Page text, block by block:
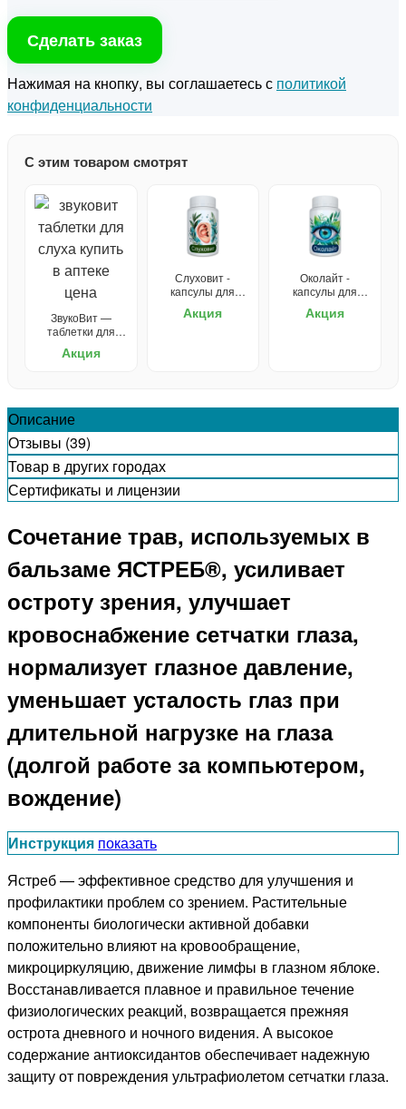
Сделать заказ
Нажимая на кнопку, вы соглашаетесь с политикой
конфиденциальности
С этим товаром смотрят
ЗвукоВит —
таблетки для
Акция
Слуховит -
капсулы для
Акция
Околайт -
капсулы для
зрения
Акция
Описание
Отзывы (39)
Товар в других городах
Сертификаты и лицензии
Сочетание трав, используемых в
бальзаме ЯСТРЕБ®, усиливает
остроту зрения, улучшает
кровоснабжение сетчатки глаза,
нормализует глазное давление,
уменьшает усталость глаз при
длительной нагрузке на глаза
(долгой работе за компьютером,
вождение)
Инструкция показать
Ястреб — эффективное средство для улучшения и
профилактики проблем со зрением. Растительные
компоненты биологически активной добавки
положительно влияют на кровообращение,
микроциркуляцию, движение лимфы в глазном яблоке.
Восстанавливается плавное и правильное течение
физиологических реакций, возвращается прежняя
острота дневного и ночного видения. А высокое
содержание антиоксидантов обеспечивает надежную
защиту от повреждения ультрафиолетом сетчатки глаза.